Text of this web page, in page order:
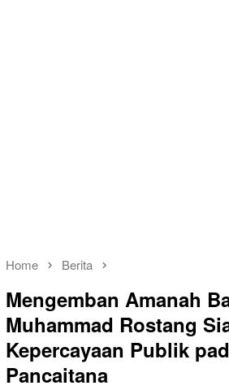
Home Berita
Mengemban Amanah
Muhammad Rostang
Kepercayaan Publik
Pancaitana